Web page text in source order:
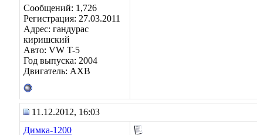
Сообщений: 1,726
Регистрация: 27.03.2011
Адрес: гандурас
киришский
Авто: VW T-5
Год выпуска: 2004
Двигатель: AXB
11.12.2012, 16:03
Димка-1200